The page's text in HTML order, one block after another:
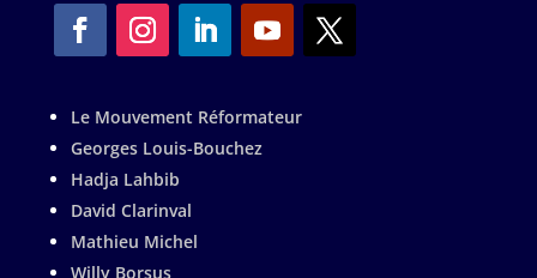
Le Mouvement Réformateur
Georges Louis-Bouchez
Hadja Lahbib
David Clarinval
Mathieu Michel
Willy Borsus